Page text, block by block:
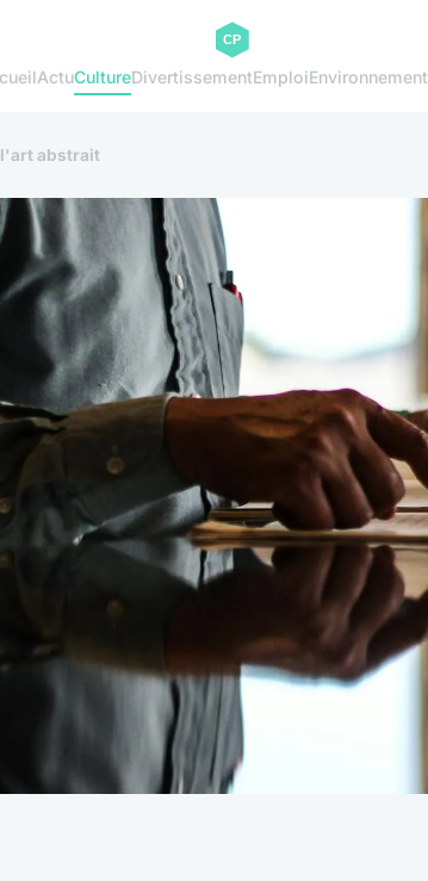
ActuCultureDivertissementEmploiEnvironnement
l'art abstrait